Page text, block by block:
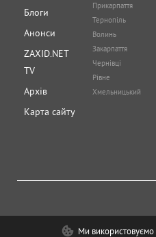
Блоги
Анонси
ZAXID.NET
TV
Архів
Карта сайту
Прикарпаття
Тернопіль
Волинь
Закарпаття
Чернівці
Рівне
Хмельницький
Ми використовуємо